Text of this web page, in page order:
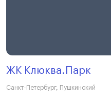
ЖК Клюква.Парк
Санкт-Петербург, Пушкинский